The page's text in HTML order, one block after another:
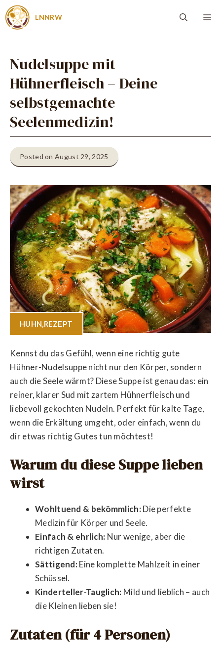
Zum
Inhalt
LNNRW
Nudelsuppe mit
Hühnerfleisch – Deine
selbstgemachte
Seelenmedizin!
Posted on August 29, 2025
HUHN,REZEPT
Kennst du das Gefühl, wenn eine richtig gute
Hühner-Nudelsuppe nicht nur den Körper, sondern
auch die Seele wärmt? Diese Suppe ist genau das: ein
reiner, klarer Sud mit zartem Hühnerfleisch und
liebevoll gekochten Nudeln. Perfekt für kalte Tage,
wenn die Erkältung umgeht, oder einfach, wenn du
dir etwas richtig Gutes tun möchtest!
Warum du diese Suppe lieben
wirst
Wohltuend & bekömmlich:Die perfekte
Medizin für Körper und Seele.
Einfach & ehrlich: Nur wenige, aber die
richtigen Zutaten.
Sättigend:Eine komplette Mahlzeit in einer
Schüssel.
Kinderteller-Tauglich: Mild und lieblich – auch
die Kleinen lieben sie!
Zutaten (für 4 Personen)